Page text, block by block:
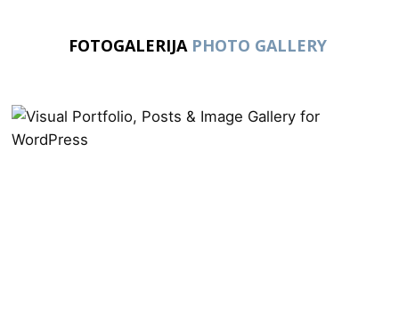
FOTOGALERIJA PHOTO GALLERY